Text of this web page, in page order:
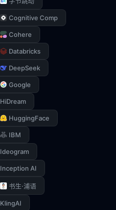
Cognitive Comp
Cohere
Databricks
DeepSeek
Google
HiDream
HuggingFace
IBM
Ideogram
Inception AI
书生·浦语
KlingAI